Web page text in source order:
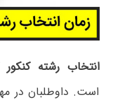
انتخاب رشته
است. داوطلبان در